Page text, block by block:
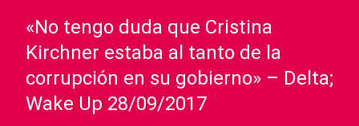
«No tengo duda que Cristina
Kirchner estaba al tanto de la
corrupción en su gobierno» – Delta;
Wake Up 28/09/2017